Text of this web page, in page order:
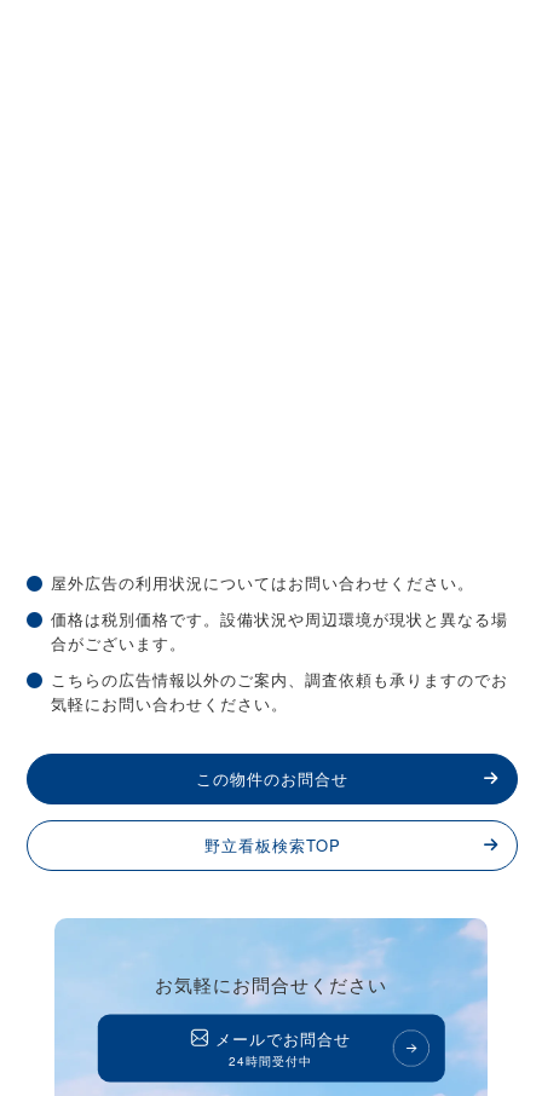
屋外広告の利用状況についてはお問い合わせください。
価格は税別価格です。設備状況や周辺環境が現状と異なる場
合がございます。
こちらの広告情報以外のご案内、調査依頼も承りますのでお
気軽にお問い合わせください。
この物件のお問合せ
野立看板検索TOP
お気軽にお問合せください
メールでお問合せ
24時間受付中